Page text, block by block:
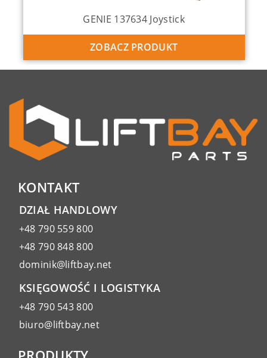
GENIE 137634 Joystick
ZOBACZ PRODUKT
KONTAKT
DZIAŁ HANDLOWY
+48 790 559 800
+48 790 848 800
dominik@liftbay.net
KSIĘGOWOŚĆ I LOGISTYKA
+48 790 543 800
biuro@liftbay.net